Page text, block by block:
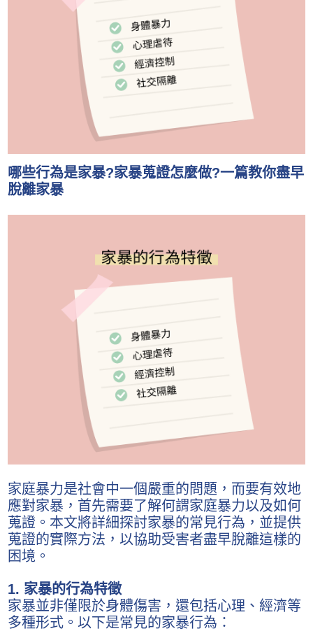
哪些行為是家暴?家暴蒐證怎麼做?一篇教你盡早
脫離家暴
家庭暴力是社會中一個嚴重的問題，而要有效地
應對家暴，首先需要了解何謂家庭暴力以及如何
蒐證。本文將詳細探討家暴的常見行為，並提供
蒐證的實際方法，以協助受害者盡早脫離這樣的
困境。
1. 家暴的行為特徵
家暴並非僅限於身體傷害，還包括心理、經濟等
多種形式。以下是常見的家暴行為：